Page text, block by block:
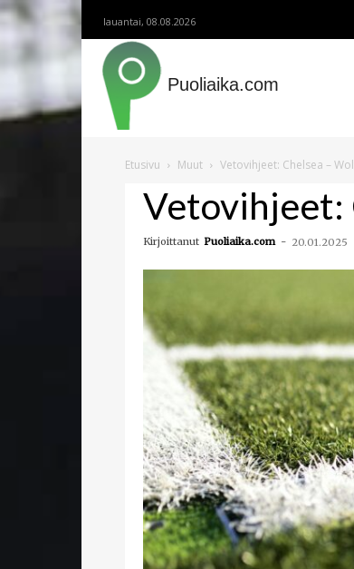
lauantai, 08.08.2026
Puoliaika.com
Etusivu Muut Vetovihjeet: Chelsea –
Vetovihjeet:
Kirjoittanut Puoliaika.com - 20.01.2025